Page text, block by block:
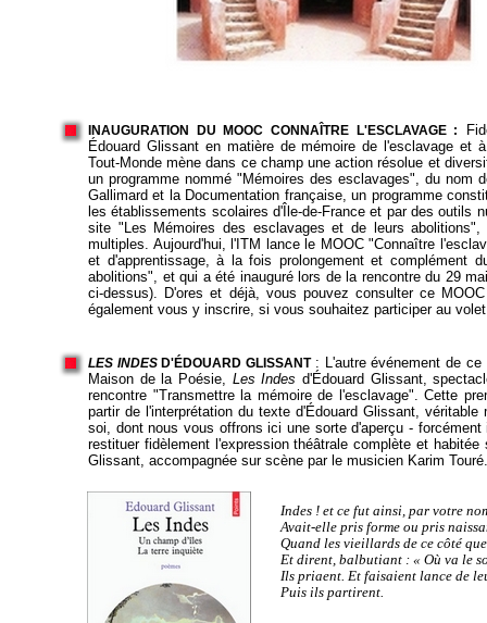
INAUGURATION DU MOOC CONNAÎTRE L'ESCLAVAGE :
Édouard Glissant en matière de mémoire de l'esclavage et
Tout-Monde mène dans ce champ une action résolue et
un programme nommé "Mémoires des esclavages", du nom
Gallimard et la Documentation française, un programme
les établissements scolaires d'Île-de-France et par des outils
site "Les Mémoires des esclavages et de leurs
multiples. Aujourd'hui, l'ITM lance le MOOC "Connaître
et d'apprentissage, à la fois prolongement et complément
abolitions", et qui a été inauguré lors de la rencontre du 29
ci-dessus). D'ores et déjà, vous pouvez consulter ce
également vous y inscrire, si vous souhaitez participer au
Indes ! et ce fut ainsi, par votre
Avait-elle pris forme ou pris
Quand les vieillards de ce côté
Et dirent, balbutiant : « Où va le
Ils priaent. Et faisaient lance de
Puis ils partirent.
LES INDESD'ÉDOUARD GLISSANT : L'autre événement de
Maison de la Poésie, Les Indesd'Édouard Glissant,
rencontre "Transmettre la mémoire de l'esclavage". Cette
partir de l'interprétation du texte d'Édouard Glissant,
soi, dont nous vous offrons ici une sorte d'aperçu -
restituer fidèlement l'expression théâtrale complète et
Glissant, accompagnée sur scène par le musicien Karim Touré.